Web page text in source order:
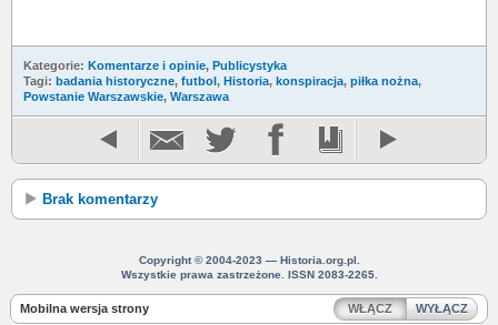
Kategorie: Komentarze i opinie, Publicystyka
Tagi: badania historyczne, futbol, Historia, konspiracja, piłka nożna,
Powstanie Warszawskie, Warszawa
Brak komentarzy
Copyright © 2004-2023 — Historia.org.pl.
Wszystkie prawa zastrzeżone. ISSN 2083-2265.
Mobilna wersja strony WŁĄCZ WYŁĄCZ